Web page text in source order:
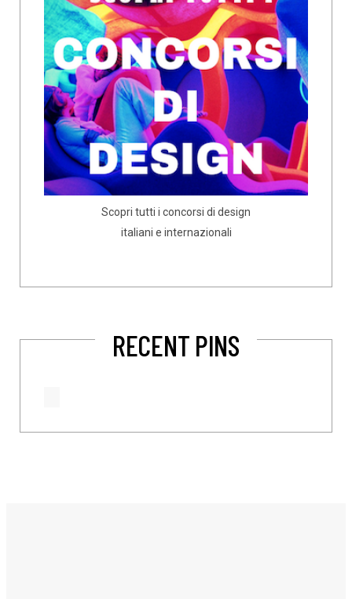
Scopri tutti i concorsi di design
italiani e internazionali
RECENT PINS